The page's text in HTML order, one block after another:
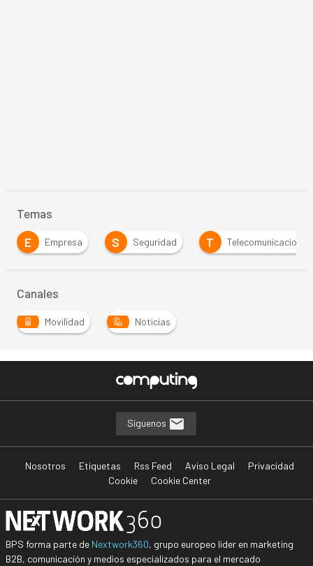
Temas
E
Empresa S Seguridad T Telecomunicaciones
Canales
Movilidad Noticias
Síguenos
Nosotros Etiquetas Rss Feed Aviso Legal
Privacidad
Cookie
Cookie Center
BPS forma parte de Nextwork360, grupo europeo líder en marketing
B2B, comunicación y medios especializados para el mercado